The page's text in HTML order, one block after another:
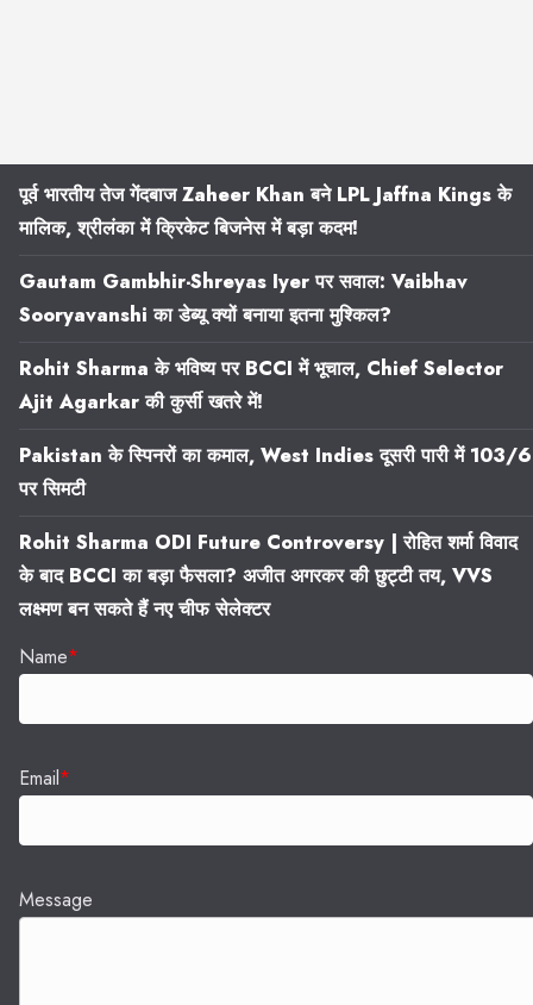
पूर्व भारतीय तेज गेंदबाज Zaheer Khan बने LPL Jaffna Kings के
मालिक, श्रीलंका में क्रिकेट बिजनेस में बड़ा कदम!
Gautam Gambhir-Shreyas Iyer पर सवाल: Vaibhav
Sooryavanshi का डेब्यू क्यों बनाया इतना मुश्किल?
Rohit Sharma के भविष्य पर BCCI में भूचाल, Chief Selector
Ajit Agarkar की कुर्सी खतरे में!
Pakistan के स्पिनरों का कमाल, West Indies दूसरी पारी में 103/6
पर सिमटी
Rohit Sharma ODI Future Controversy | रोहित शर्मा विवाद
के बाद BCCI का बड़ा फैसला? अजीत अगरकर की छुट्टी तय, VVS
लक्ष्मण बन सकते हैं नए चीफ सेलेक्टर
Name*
Email*
Message